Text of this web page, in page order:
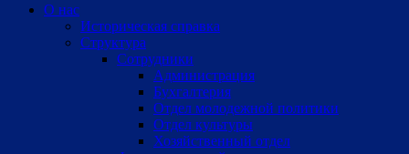
О нас
Историческая справка
Структура
Сотрудники
Администрация
Бухгалтерия
Отдел молодежной политики
Отдел культуры
Хозяйственный отдел